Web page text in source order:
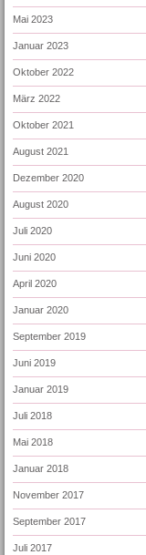
Mai 2023
Januar 2023
Oktober 2022
März 2022
Oktober 2021
August 2021
Dezember 2020
August 2020
Juli 2020
Juni 2020
April 2020
Januar 2020
September 2019
Juni 2019
Januar 2019
Juli 2018
Mai 2018
Januar 2018
November 2017
September 2017
Juli 2017